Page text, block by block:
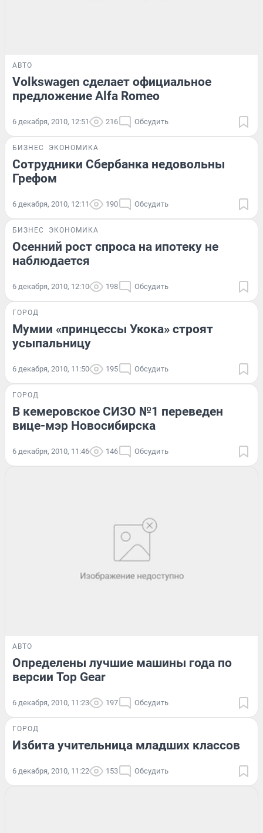
АВТО
Volkswagen сделает официальное
предложение Alfa Romeo
6 декабря, 2010, 12:51 216 Обсудить
БИЗНЕС ЭКОНОМИКА
Сотрудники Сбербанка недовольны
Грефом
6 декабря, 2010, 12:11 190 Обсудить
БИЗНЕС ЭКОНОМИКА
Осенний рост спроса на ипотеку не
наблюдается
6 декабря, 2010, 12:10 198 Обсудить
ГОРОД
Мумии «принцессы Укока» строят
усыпальницу
6 декабря, 2010, 11:50 195 Обсудить
ГОРОД
В кемеровское СИЗО №1 переведен
вице-мэр Новосибирска
6 декабря, 2010, 11:46 146 Обсудить
АВТО
Определены лучшие машины года по
версии Top Gear
6 декабря, 2010, 11:23 197 Обсудить
ГОРОД
Избита учительница младших классов
6 декабря, 2010, 11:22 153 Обсудить